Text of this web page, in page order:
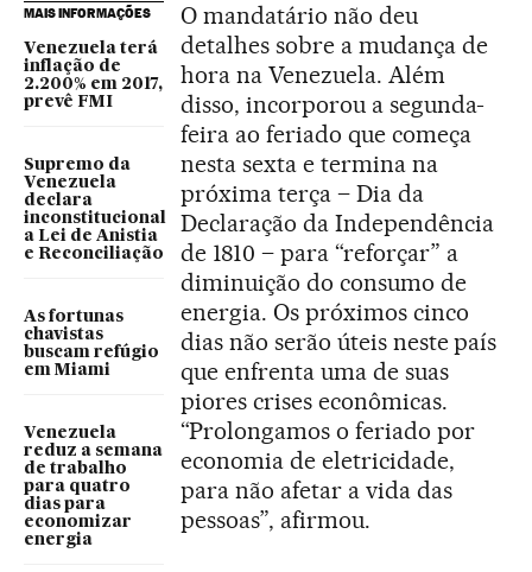
MAIS INFORMAÇÕES
Venezuela terá
inflação de
2.200% em 2017,
prevê FMI
Supremo da
Venezuela
declara
inconstitucional
a Lei de Anistia
e Reconciliação
As fortunas
chavistas
buscam refúgio
em Miami
Venezuela
reduz a semana
de trabalho
para quatro
dias para
economizar
energia
O mandatário não deu
detalhes sobre a mudança de
hora na Venezuela. Além
disso, incorporou a segunda-
feira ao feriado que começa
nesta sexta e termina na
próxima terça – Dia da
Declaração da Independência
de 1810 – para “reforçar” a
diminuição do consumo de
energia. Os próximos cinco
dias não serão úteis neste país
que enfrenta uma de suas
piores crises econômicas.
“Prolongamos o feriado por
economia de eletricidade,
para não afetar a vida das
pessoas”, afirmou.